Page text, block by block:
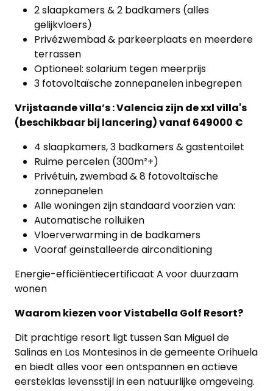
2 slaapkamers & 2 badkamers (alles
gelijkvloers)
Privézwembad & parkeerplaats en meerdere
terrassen
Optioneel: solarium tegen meerprijs
3 fotovoltaïsche zonnepanelen inbegrepen
Vrijstaande villa’s : Valencia zijn de xxl villa's
(beschikbaar bij lancering) vanaf 649000 €
4 slaapkamers, 3 badkamers & gastentoilet
Ruime percelen (300m²+)
Privétuin, zwembad & 8 fotovoltaïsche
zonnepanelen
Alle woningen zijn standaard voorzien van:
Automatische rolluiken
Vloerverwarming in de badkamers
Vooraf geïnstalleerde airconditioning
Energie-efficiëntiecertificaat A voor duurzaam
wonen
Waarom kiezen voor Vistabella Golf Resort?
Dit prachtige resort ligt tussen San Miguel de
Salinas en Los Montesinos in de gemeente Orihuela
en biedt alles voor een ontspannen en actieve
eersteklas levensstijl in een natuurlijke omgeveing.